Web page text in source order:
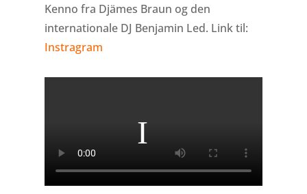
Kenno fra Djämes Braun og den
internationale DJ Benjamin Led. Link til:
Instragram